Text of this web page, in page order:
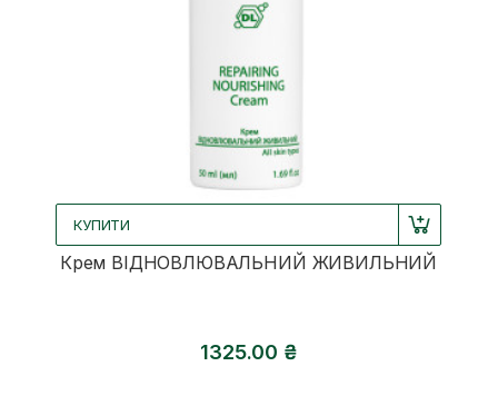
КУПИТИ
Крем ВІДНОВЛЮВАЛЬНИЙ ЖИВИЛЬНИЙ
1325.00 ₴